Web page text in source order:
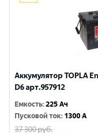
Аккумулятор TOPLA
D6 арт.957912
Емкость:225 Ач
Пусковой ток: 1300 A
37 300руб.